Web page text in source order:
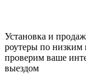
Установка и
роутеры по низким
проверим ваше
выездом